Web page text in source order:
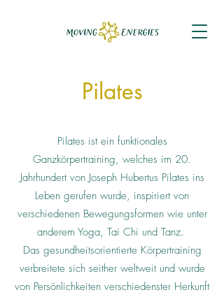
Pilates
Pilates ist ein funktionales
Ganzkörpertraining, welches im 20.
Jahrhundert von Joseph Hubertus Pilates ins
Leben gerufen wurde, inspiriert von
verschiedenen Bewegungsformen wie unter
anderem Yoga, Tai Chi und Tanz.
Das gesundheitsorientierte Körpertraining
verbreitete sich seither weltweit und wurde
von Persönlichkeiten verschiedenster Herkunft